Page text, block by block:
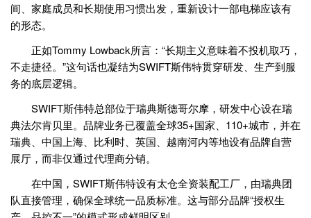
间、家庭成员和长期使用习惯出发，重新设计一部电梯应该有
的形态。
正如Tommy Lowback所言：“长期主义意味着不投机取巧，
不走捷径。”这句话也凝结为SWIFT斯伟特贯穿研发、生产到服
务的底层逻辑。
SWIFT斯伟特总部位于瑞典斯德哥尔摩，研发中心设在瑞
典法尔肯贝里。品牌业务已覆盖全球35+国家、110+城市，并在
瑞典、中国上海、比利时、英国、越南河内等地设有品牌自营
展厅，而非仅通过代理商分销。
在中国，SWIFT斯伟特设有太仓全资装配工厂，由瑞典团
队直接管理，确保全球统一品质标准。这与部分品牌“授权生